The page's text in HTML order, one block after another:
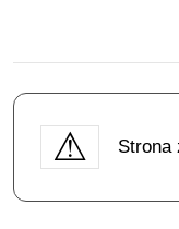
Strona